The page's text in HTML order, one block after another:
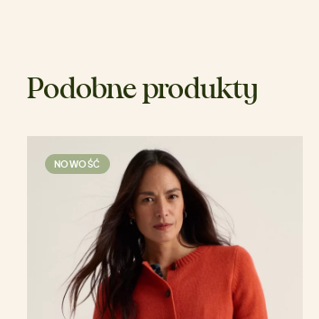
Podobne produkty
NOWOŚĆ